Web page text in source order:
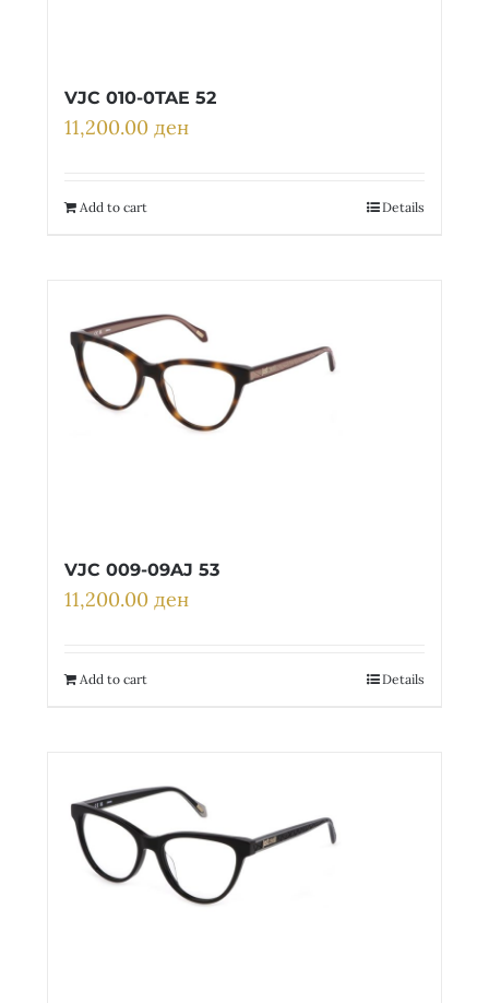
VJC 010-0TAE 52
11,200.00 ден
Add to cart Details
VJC 009-09AJ 53
11,200.00 ден
Add to cart Details